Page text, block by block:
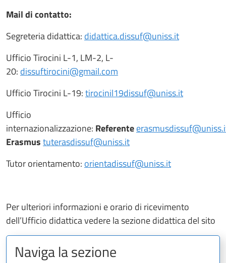
Mail di contatto:
Segreteria didattica: didattica.dissuf@uniss.it
Ufficio Tirocini L-1, LM-2, L-
20: dissuftirocini@gmail.com
Ufficio Tirocini L-19:tirocinil19dissuf@uniss.it
Ufficio
internazionalizzazione: Referente
Erasmustuterasdissuf@uniss.it
Tutor orientamento: orientadissuf@uniss.it
Per ulteriori informazioni e orario di ricevimento
dell’Ufficio didattica vedere la sezione didattica del sito
Naviga la sezione